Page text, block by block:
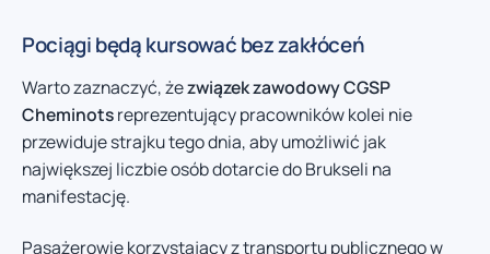
Pociągi będą kursować bez zakłóceń
Warto zaznaczyć, żezwiązek zawodowy CGSP
Cheminotsreprezentujący pracowników kolei nie
przewiduje strajku tego dnia, aby umożliwić jak
największej liczbie osób dotarcie do Brukseli na
manifestację.
Pasażerowie korzystający z transportu publicznego w